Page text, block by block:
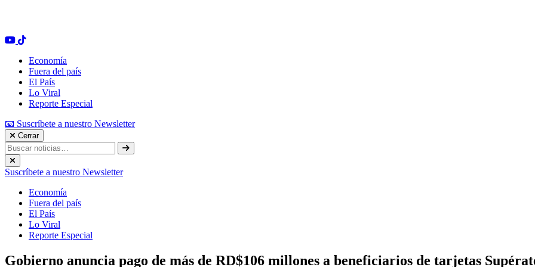
Economía
Fuera del país
El País
Lo Viral
Reporte Especial
📧 Suscríbete a nuestro Newsletter
Cerrar
Suscríbete a nuestro Newsletter
Economía
Fuera del país
El País
Lo Viral
Reporte Especial
Gobierno anuncia pago de más de RD$106 millones a beneficiarios de tarjetas